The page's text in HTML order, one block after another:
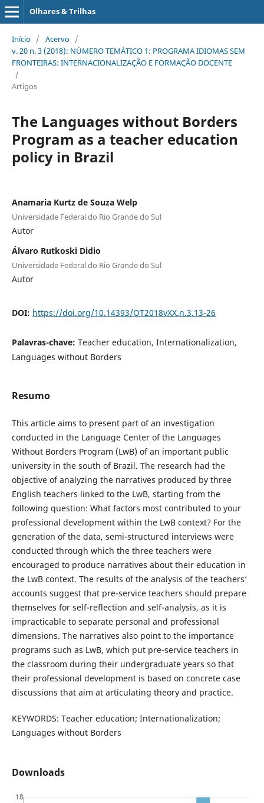
Olhares & Trilhas
Início / Acervo /
v. 20 n. 3 (2018): NÚMERO TEMÁTICO 1: PROGRAMA IDIOMAS SEM
FRONTEIRAS: INTERNACIONALIZAÇÃO E FORMAÇÃO DOCENTE
/
Artigos
The Languages without Borders
Program as a teacher education
policy in Brazil
Anamaria Kurtz de Souza Welp
Universidade Federal do Rio Grande do Sul
Autor
Álvaro Rutkoski Didio
Universidade Federal do Rio Grande do Sul
Autor
DOI: https://doi.org/10.14393/OT2018vXX.n.3.13-26
Palavras-chave: Teacher education, Internationalization,
Languages without Borders
Resumo
This article aims to present part of an investigation
conducted in the Language Center of the Languages
Without Borders Program (LwB) of an important public
university in the south of Brazil. The research had the
objective of analyzing the narratives produced by three
English teachers linked to the LwB, starting from the
following question: What factors most contributed to your
professional development within the LwB context? For the
generation of the data, semi-structured interviews were
conducted through which the three teachers were
encouraged to produce narratives about their education in
the LwB context. The results of the analysis of the teachers‘
accounts suggest that pre-service teachers should prepare
themselves for self-reflection and self-analysis, as it is
impracticable to separate personal and professional
dimensions. The narratives also point to the importance
programs such as LwB, which put pre-service teachers in
the classroom during their undergraduate years so that
their professional development is based on concrete case
discussions that aim at articulating theory and practice.
KEYWORDS: Teacher education; Internationalization;
Languages without Borders
Downloads